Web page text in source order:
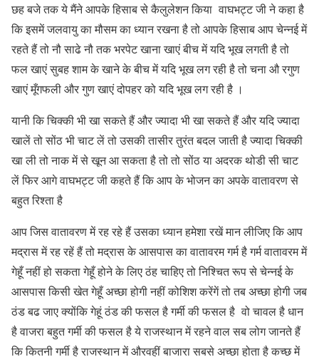
छह बजे तक ये मैंने आपके हिसाब से कैलुलेशन किया वाघभट्ट जी ने कहा है
कि इसमें जलवायु का मौसम का ध्यान रखना है तो आपके हिसाब आप चेन्नई में
रहते हैं तो नौ साढे नौ तक भरपेट खाना खाएं बीच में यदि भूख लगती है तो
फल खाएं सुबह शाम के खाने के बीच में यदि भूख लग रही है तो चना औ रगुण
खाएं मूँगफली और गुण खाएं दोपहर को यदि भूख लग रही है ।
यानी कि चिक्की भी खा सकते हैं और ज्यादा भी खा सकते हैं और यदि ज्यादा
खालें तो सोंठ भी चाट लें तो उसकी तासीर तुरंत बदल जाती है ज्यादा चिक्की
खा ली तो नाक में से खून आ सकता है तो तो सोंठ या अदरक थोडी सी चाट
लें फिर आगे वाघभट्ट जी कहते हैं कि आप के भोजन का अपके वातावरण से
बहुत रिश्ता है
आप जिस वातावरण में रह रहे हैं उसका ध्यान हमेशा रखें मान लीजिए कि आप
मद्रास में रह रहें हैं तो मद्रास के आसपास का वातावरम गर्म है गर्म वातावरम में
गेहूँ नहीं हो सकता गेहूँ होने के लिए ठंह चाहिए तो निश्चित रूप से चेन्नई के
आसपास किसी खेत गेहूँ अच्छा होगी नहीं कोशिश करेंगें तो तब अच्छा होगी जब
ठंड बढ जाए क्योंकि गेहूं ठंड की फसल है गर्मी की फसल है वो चावल है धान
है वाजरा बहुत गर्मी की फसल है ये राजस्थान में रहने वाल सब लोग जानते हैं
कि कितनी गर्मी है राजस्थान में औरवहीं बाजारा सबसे अच्छा होता है कच्छ में